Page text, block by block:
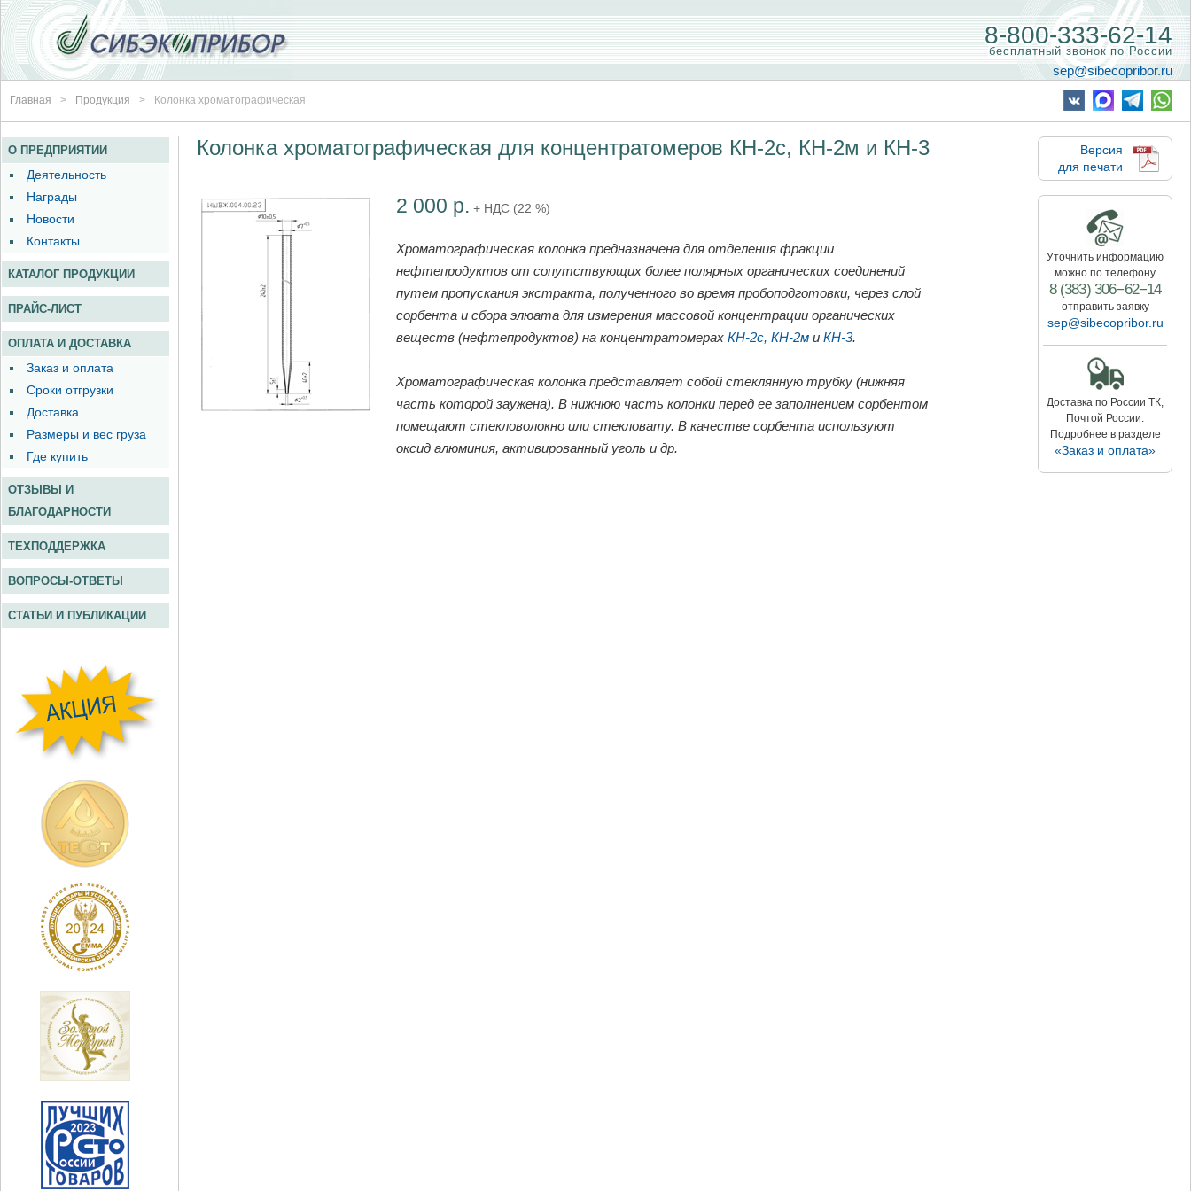
8-800-333-62-14
бесплатный звонок по России
sep@sibecopribor.ru
Главная > Продукция > Колонка хроматографическая
Версия
для печати
Колонка хроматографическая для концентратомеров КН-2c, КН-2м и КН-3
2 000 р. + НДС (22 %)
Хроматографическая колонка предназначена для отделения фракции
нефтепродуктов от сопутствующих более полярных органических соединений
путем пропускания экстракта, полученного во время пробоподготовки, через слой
сорбента и сбора элюата для измерения массовой концентрации органических
веществ (нефтепродуктов) на концентратомерах КН-2c, КН-2м и КН-3.
Хроматографическая колонка представляет собой стеклянную трубку (нижняя
часть которой заужена). В нижнюю часть колонки перед ее заполнением сорбентом
помещают стекловолокно или стекловату. В качестве сорбента используют
оксид алюминия, активированный уголь и др.
Уточнить информацию
можно по телефону
8 (383) 306−62−14
отправить заявку
sep@sibecopribor.ru
Доставка по России ТК,
Почтой России.
Подробнее в разделе
«Заказ и оплата»